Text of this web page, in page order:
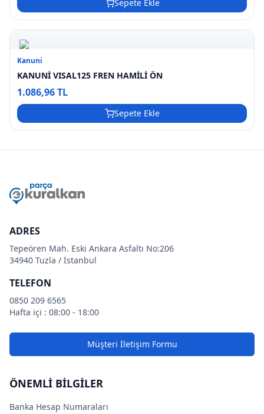
Sepete Ekle
Kanuni
KANUNİ VISAL125 FREN HAMİLİ ÖN
1.086,96 TL
Sepete Ekle
ADRES
Tepeören Mah. Eski Ankara Asfaltı No:206
34940 Tuzla / İstanbul
TELEFON
0850 209 6565
Hafta içi : 08:00 - 18:00
Müşteri İletişim Formu
ÖNEMLİ BİLGİLER
Banka Hesap Numaraları